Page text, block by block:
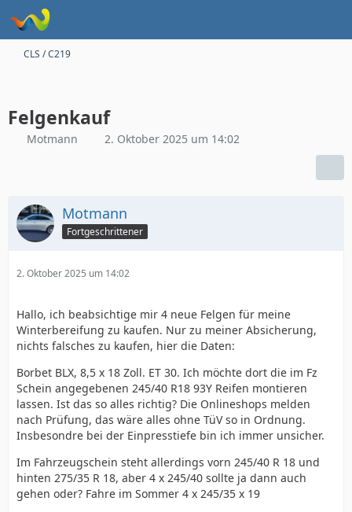
CLS / C219
Felgenkauf
Motmann 2. Oktober 2025 um 14:02
Motmann
Fortgeschrittener
2. Oktober 2025 um 14:02
Hallo, ich beabsichtige mir 4 neue Felgen für meine
Winterbereifung zu kaufen. Nur zu meiner Absicherung,
nichts falsches zu kaufen, hier die Daten:
Borbet BLX, 8,5 x 18 Zoll. ET 30. Ich möchte dort die im Fz
Schein angegebenen 245/40 R18 93Y Reifen montieren
lassen. Ist das so alles richtig? Die Onlineshops melden
nach Prüfung, das wäre alles ohne TüV so in Ordnung.
Insbesondre bei der Einpresstiefe bin ich immer unsicher.
Im Fahrzeugschein steht allerdings vorn 245/40 R 18 und
hinten 275/35 R 18, aber 4 x 245/40 sollte ja dann auch
gehen oder? Fahre im Sommer 4 x 245/35 x 19